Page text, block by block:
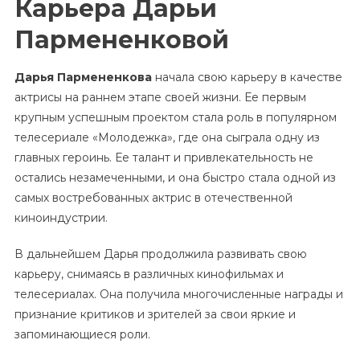
Карьера Дарьи
Пармененковой
Дарья Пармененкованачала свою карьеру в качестве
актрисы на раннем этапе своей жизни. Ее первым
крупным успешным проектом стала роль в популярном
телесериале «Молодежка», где она сыграла одну из
главных героинь. Ее талант и привлекательность не
остались незамеченными, и она быстро стала одной из
самых востребованных актрис в отечественной
киноиндустрии.
В дальнейшем Дарья продолжила развивать свою
карьеру, снимаясь в различных кинофильмах и
телесериалах. Она получила многочисленные награды и
признание критиков и зрителей за свои яркие и
запоминающиеся роли.